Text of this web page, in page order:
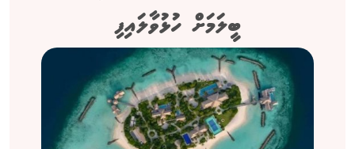
ބީލަމަށް ހުޅުވާލައިފި